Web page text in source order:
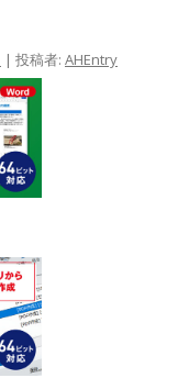
| 投稿者: AHEntry